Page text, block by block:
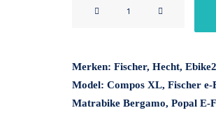
10Ah
Merken: Fischer, Hecht,
Model: Compos XL, Fischer
Matrabike Bergamo, Popal